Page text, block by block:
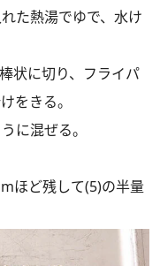
た熱湯でゆで、水け
状に切り、フライパ
をきる。
に混ぜる。
ほど残して(5)の半量